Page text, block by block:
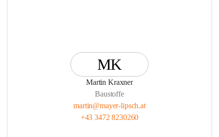
MK
Martin Kraxner
Baustoffe
martin@mayer-lipsch.at
+43 3472 8230260